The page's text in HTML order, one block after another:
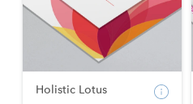
Holistic Lotus